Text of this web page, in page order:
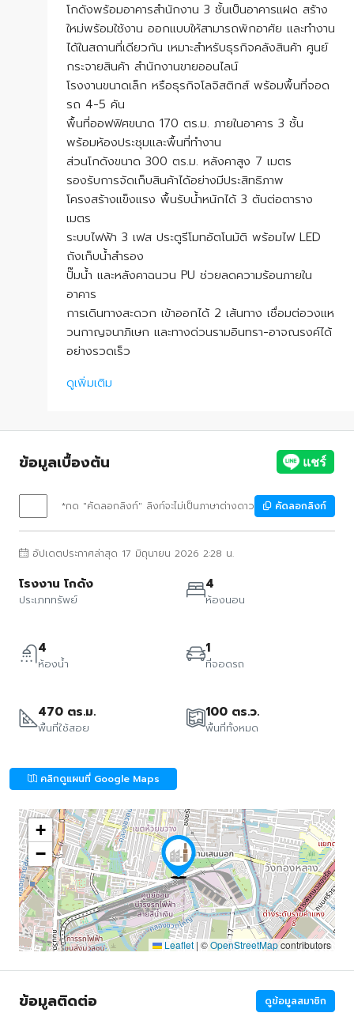
โกดังพร้อมอาคารสำนักงาน 3 ชั้นเป็นอาคารแฝด สร้าง
ใหม่พร้อมใช้งาน ออกแบบให้สามารถพักอาศัย และทำงาน
ได้ในสถานที่เดียวกัน เหมาะสำหรับธุรกิจคลังสินค้า ศูนย์
กระจายสินค้า สำนักงานขายออนไลน์
โรงงานขนาดเล็ก หรือธุรกิจโลจิสติกส์ พร้อมพื้นที่จอด
รถ 4-5 คัน
พื้นที่ออฟฟิศขนาด 170 ตร.ม. ภายในอาคาร 3 ชั้น
พร้อมห้องประชุมและพื้นที่ทำงาน
ส่วนโกดังขนาด 300 ตร.ม. หลังคาสูง 7 เมตร
รองรับการจัดเก็บสินค้าได้อย่างมีประสิทธิภาพ
โครงสร้างแข็งแรง พื้นรับน้ำหนักได้ 3 ตันต่อตาราง
เมตร
ระบบไฟฟ้า 3 เฟส ประตูรีโมทอัตโนมัติ พร้อมไฟ LED
ถังเก็บน้ำสำรอง
ปั๊มน้ำ และหลังคาฉนวน PU ช่วยลดความร้อนภายใน
อาคาร
การเดินทางสะดวก เข้าออกได้ 2 เส้นทาง เชื่อมต่อวงแห
วนกาญจนาภิเษก และทางด่วนรามอินทรา-อาจณรงค์ได้
อย่างรวดเร็ว
ดูเพิ่มเติม
ข้อมูลเบื้องต้น
*กด "คัดลอกลิงก์" ลิงก์จะไม่เป็นภาษาต่างดาว คัดลอกลิงก์
อัปเดตประกาศล่าสุด 17 มิถุนายน 2026 2:28 น.
โรงงาน โกดัง
ประเภททรัพย์
4
ห้องนอน
4
ห้องน้ำ
1
ที่จอดรถ
470 ตร.ม.
พื้นที่ใช้สอย
100 ตร.ว.
พื้นที่ทั้งหมด
คลิกดูแผนที่ Google Maps
+
−
Leaflet | ©OpenStreetMapcontributors
ข้อมูลติดต่อ ดูข้อมูลสมาชิก